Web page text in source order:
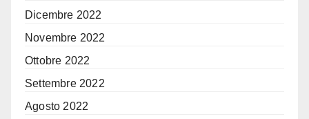
Dicembre 2022
Novembre 2022
Ottobre 2022
Settembre 2022
Agosto 2022